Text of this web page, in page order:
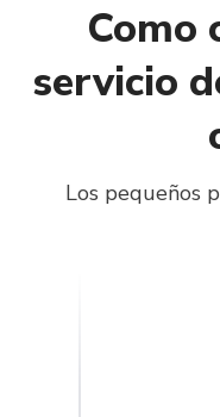
Como
servicio
Los pequeños